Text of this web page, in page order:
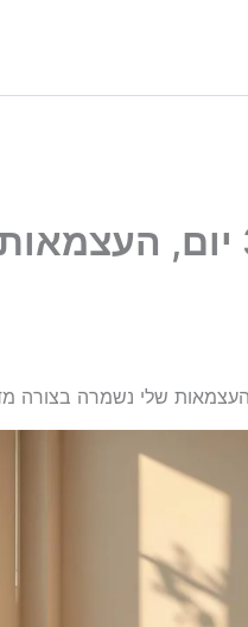
ניסיתי את השגרה הזו 30